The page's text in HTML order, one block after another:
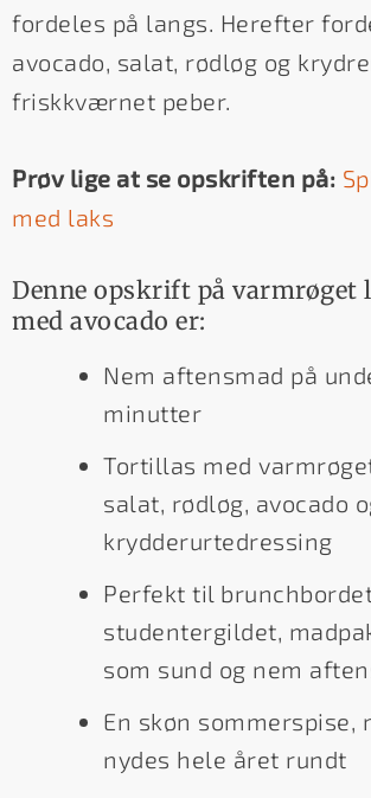
fordeles på langs. Herefter
avocado, salat, rødløg og
friskkværnet peber.
Prøv lige at se opskriften på:
med laks
Denne opskrift på varmrøget
med avocado er:
Nem aftensmad på
minutter
Tortillas med
salat, rødløg, avocado
krydderurtedressing
Perfekt til
studentergildet,
som sund og nem
En skøn sommerspise,
nydes hele året rundt